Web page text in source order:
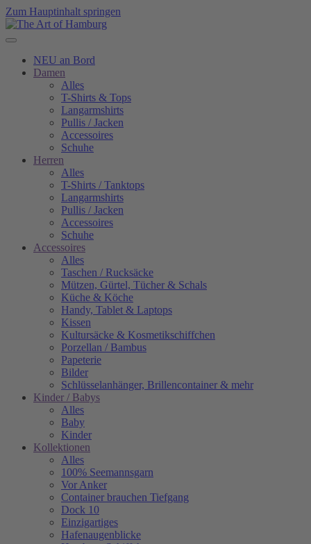
Zum Hauptinhalt springen
NEU an Bord
Damen
Alles
T-Shirts & Tops
Langarmshirts
Pullis / Jacken
Accessoires
Schuhe
Herren
Alles
T-Shirts / Tanktops
Langarmshirts
Pullis / Jacken
Accessoires
Schuhe
Accessoires
Alles
Taschen / Rucksäcke
Mützen, Gürtel, Tücher & Schals
Küche & Köche
Handy, Tablet & Laptops
Kissen
Kultursäcke & Kosmetikschiffchen
Porzellan / Bambus
Papeterie
Bilder
Schlüsselanhänger, Brillencontainer & mehr
Kinder / Babys
Alles
Baby
Kinder
Kollektionen
Alles
100% Seemannsgarn
Vor Anker
Container brauchen Tiefgang
Dock 10
Einzigartiges
Hafenaugen­blicke